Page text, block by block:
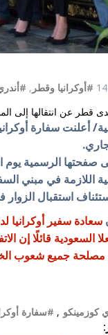
#أوكرانيا وقطر ,
قطر عن انتقالها إلى
أعلنت سفارة
اللازمة في مبني
استقبال
سعادة سفير أوكرانيا
السعودية قائلًا إن
جميع شعوب
كوزمينكو , #سفارة